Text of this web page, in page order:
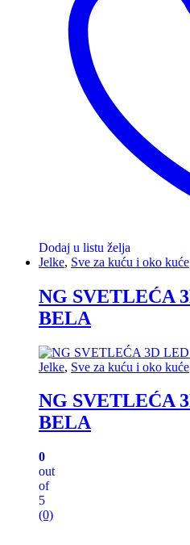
Dodaj u listu želja
Jelke, Sve za kuću i oko kuće
NG SVETLEĆA
BELA
Jelke, Sve za kuću i oko kuće
NG SVETLEĆA
BELA
0
out
of
5
(0)